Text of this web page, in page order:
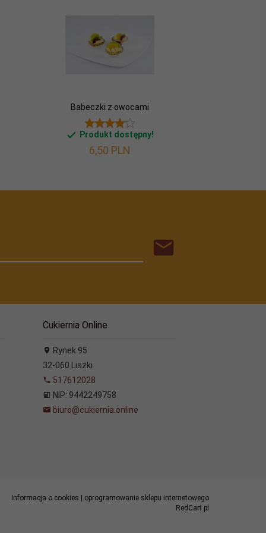
Babeczki z owocami
Produkt dostępny!
6,50 PLN
Cukiernia Online
Rynek 95
32-060
Liszki
517612028
NIP: 9442249758
biuro@cukiernia.online
Informacja o cookies
oprogramowanie sklepu internetowego
RedCart.pl